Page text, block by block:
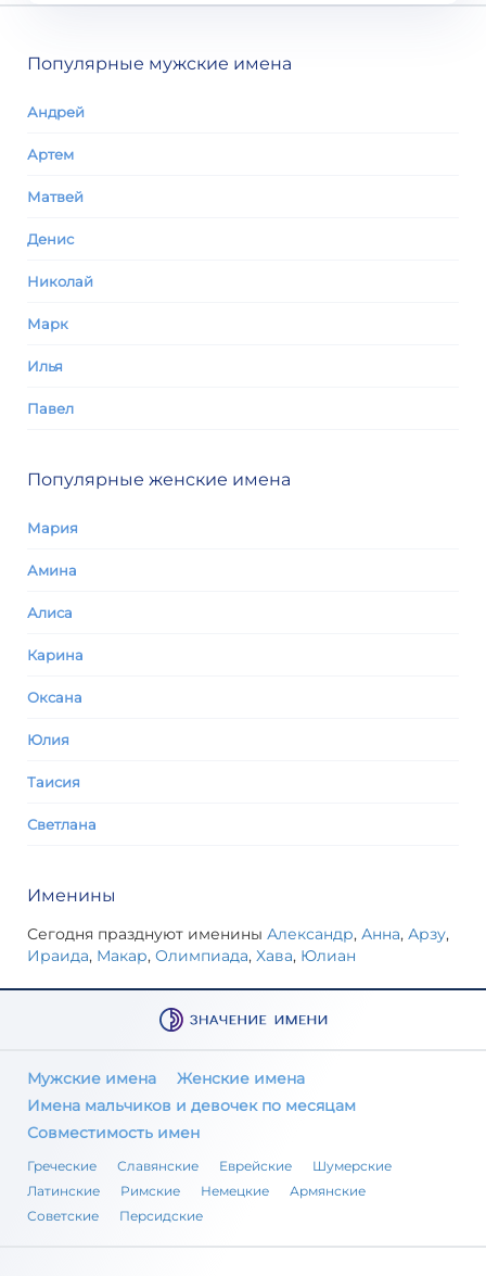
Популярные мужские имена
Андрей
Артем
Матвей
Денис
Николай
Марк
Илья
Павел
Популярные женские имена
Мария
Амина
Алиса
Карина
Оксана
Юлия
Таисия
Светлана
Именины
Сегодня празднуют именины Александр, Анна, Арзу,
Ираида, Макар, Олимпиада, Хава, Юлиан
Мужские имена
Женские имена
Имена мальчиков и девочек по месяцам
Совместимость имен
Греческие Славянские Еврейские
Шумерские
Латинские
Римские Немецкие
Армянские
Советские
Персидские